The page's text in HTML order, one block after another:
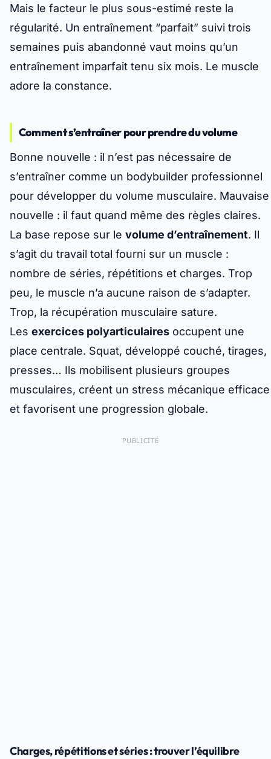
Mais le facteur le plus sous-estimé reste la
régularité. Un entraînement “parfait” suivi trois
semaines puis abandonné vaut moins qu’un
entraînement imparfait tenu six mois. Le muscle
adore la constance.
Comment s’entraîner pour prendre du volume
Bonne nouvelle : il n’est pas nécessaire de
s’entraîner comme un bodybuilder professionnel
pour développer du volume musculaire. Mauvaise
nouvelle : il faut quand même des règles claires.
La base repose sur le volume d’entraînement. Il
s’agit du travail total fourni sur un muscle :
nombre de séries, répétitions et charges. Trop
peu, le muscle n’a aucune raison de s’adapter.
Trop, la récupération musculaire sature.
Les exercices polyarticulaires occupent une
place centrale. Squat, développé couché, tirages,
presses… Ils mobilisent plusieurs groupes
musculaires, créent un stress mécanique efficace
et favorisent une progression globale.
PUBLICITÉ
Charges, répétitions et séries : trouver l’équilibre